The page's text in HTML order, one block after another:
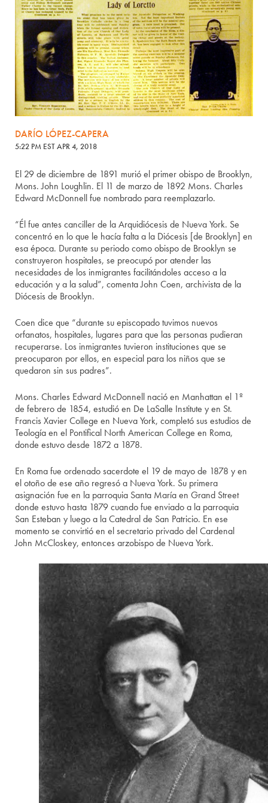
DARÍO LÓPEZ-CAPERA
5:22 PM EST APR 4, 2018
El 29 de diciembre de 1891 murió el primer obispo de Brooklyn,
Mons. John Loughlin. El 11 de marzo de 1892 Mons. Charles
Edward McDonnell fue nombrado para reemplazarlo.
“Él fue antes canciller de la Arquidiócesis de Nueva York. Se
concentró en lo que le hacía falta a la Diócesis [de Brooklyn] en
esa época. Durante su periodo como obispo de Brooklyn se
construyeron hospitales, se preocupó por atender las
necesidades de los inmigrantes facilitándoles acceso a la
educación y a la salud”, comenta John Coen, archivista de la
Diócesis de Brooklyn.
Coen dice que “durante su episcopado tuvimos nuevos
orfanatos, hospitales, lugares para que las personas pudieran
recuperarse. Los inmigrantes tuvieron instituciones que se
preocuparon por ellos, en especial para los niños que se
quedaron sin sus padres”.
Mons. Charles Edward McDonnell nació en Manhattan el 1º
de febrero de 1854, estudió en De LaSalle Institute y en St.
Francis Xavier College en Nueva York, completó sus estudios de
Teología en el Pontifical North American College en Roma,
donde estuvo desde 1872 a 1878.
En Roma fue ordenado sacerdote el 19 de mayo de 1878 y en
el otoño de ese año regresó a Nueva York. Su primera
asignación fue en la parroquia Santa María en Grand Street
donde estuvo hasta 1879 cuando fue enviado a la parroquia
San Esteban y luego a la Catedral de San Patricio. En ese
momento se convirtió en el secretario privado del Cardenal
John McCloskey, entonces arzobispo de Nueva York.